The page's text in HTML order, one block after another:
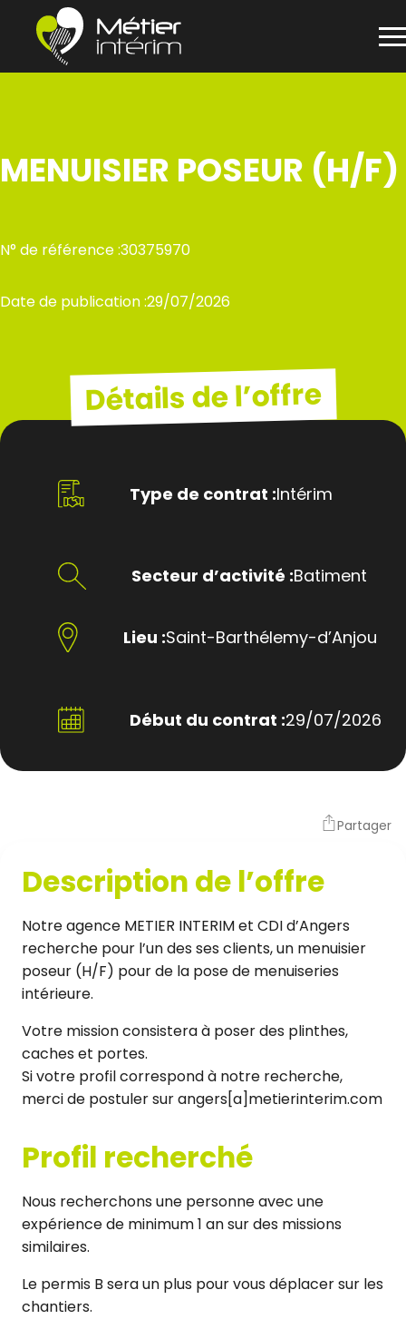
MENUISIER POSEUR (H/F)
N° de référence :30375970
Date de publication :29/07/2026
Détails de l’offre
Type de contrat :Intérim
Secteur d’activité :Batiment
Lieu :Saint-Barthélemy-d’Anjou
Début du contrat :29/07/2026
Partager
Description de l’offre
Notre agence METIER INTERIM et CDI d’Angers
recherche pour l’un des ses clients, un menuisier
poseur (H/F) pour de la pose de menuiseries
intérieure.
Votre mission consistera à poser des plinthes,
caches et portes.
Si votre profil correspond à notre recherche,
merci de postuler sur angers[a]metierinterim.com
Profil recherché
Nous recherchons une personne avec une
expérience de minimum 1 an sur des missions
similaires.
Le permis B sera un plus pour vous déplacer sur les
chantiers.
Panneau de gestion des cookies